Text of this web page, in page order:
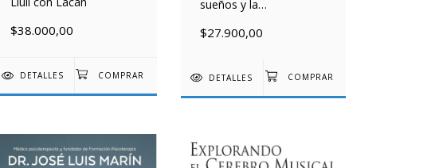
$38.000,00
DETALLES
sueños y la
$27.900,00
DETALLES